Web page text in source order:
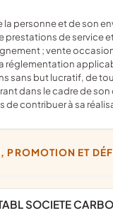
prestations de service
; vente
réglementation
sans but lucratif, de
dans le cadre de
de contribuer à sa
SOCIETE